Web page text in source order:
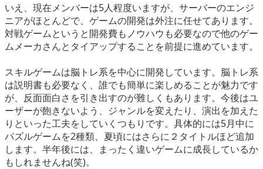
いえ、現在メンバーは5人程度いますが、サーバーのエンジ
ニアがほとんどで、ゲームの開発は外注に任せてあります。
対戦ゲームというと開発費もノウハウも必要なので他のゲー
ムメーカさんとタイアップすることを前提に進めています。
スキルゲームは脳トレ系を中心に開発しています。脳トレ系
は説明書も必要なく、誰でも簡単に楽しめることが魅力です
が、反面面白さを引き出すのが難しくもあります。今後はユ
ーザーが飽きないよう、ジャンルを変えたり、演出を加えた
りといった工夫をしていくつもりです。具体的には5月中に
パズルゲームを2種類、夏頃にはさらに２タイトルほど追加
します。半年後には、まったく違いゲームに成長しているか
もしれませんね(笑)。